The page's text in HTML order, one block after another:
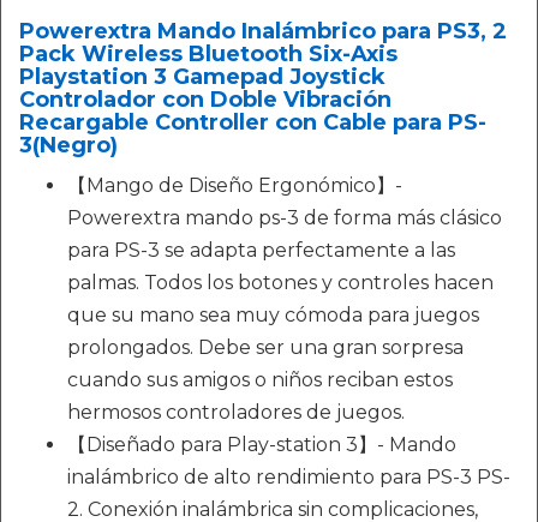
Powerextra Mando Inalámbrico para PS3, 2
Pack Wireless Bluetooth Six-Axis
Playstation 3 Gamepad Joystick
Controlador con Doble Vibración
Recargable Controller con Cable para PS-
3(Negro)
【Mango de Diseño Ergonómico】-
Powerextra mando ps-3 de forma más clásico
para PS-3 se adapta perfectamente a las
palmas. Todos los botones y controles hacen
que su mano sea muy cómoda para juegos
prolongados. Debe ser una gran sorpresa
cuando sus amigos o niños reciban estos
hermosos controladores de juegos.
【Diseñado para Play-station 3】- Mando
inalámbrico de alto rendimiento para PS-3 PS-
2. Conexión inalámbrica sin complicaciones,